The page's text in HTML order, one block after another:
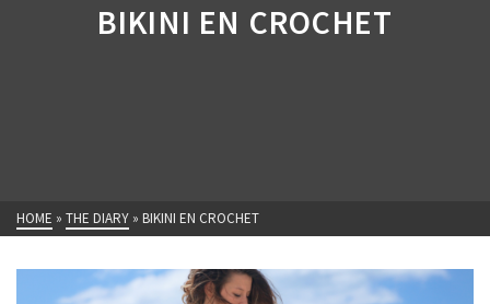
BIKINI EN CROCHET
HOME » THE DIARY » BIKINI EN CROCHET